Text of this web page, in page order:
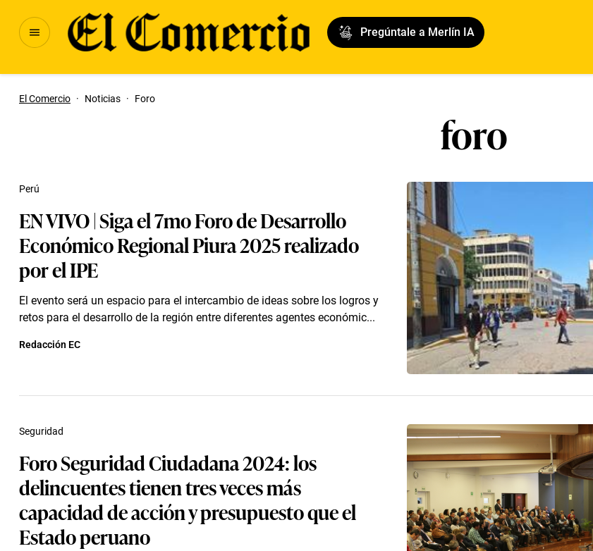
Pregúntale a Merlín IA
El Comercio · Noticias · Foro
foro
EN VIVO | Siga el 7mo Foro de Desarrollo
Económico Regional Piura 2025 realizado
por el IPE
El evento será un espacio para el intercambio de ideas sobre los logros y
retos para el desarrollo de la región entre diferentes agentes económic...
Perú
Redacción EC
Foro Seguridad Ciudadana 2024: los
delincuentes tienen tres veces más
capacidad de acción y presupuesto que el
Estado peruano
Seguridad